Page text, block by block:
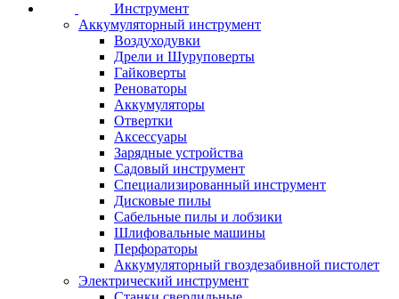
Инструмент
Аккумуляторный инструмент
Воздуходувки
Дрели и Шуруповерты
Гайковерты
Реноваторы
Аккумуляторы
Отвертки
Аксессуары
Зарядные устройства
Садовый инструмент
Специализированный инструмент
Дисковые пилы
Сабельные пилы и лобзики
Шлифовальные машины
Перфораторы
Аккумуляторный гвоздезабивной пистолет
Электрический инструмент